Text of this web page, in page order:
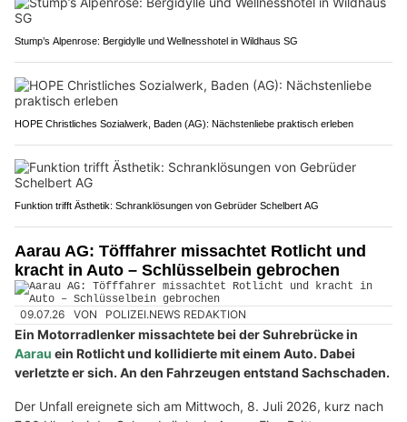
Stump’s Alpenrose: Bergidylle und Wellnesshotel in Wildhaus SG
HOPE Christliches Sozialwerk, Baden (AG): Nächstenliebe praktisch erleben
Funktion trifft Ästhetik: Schranklösungen von Gebrüder Schelbert AG
Aarau AG: Töfffahrer missachtet Rotlicht und
kracht in Auto – Schlüsselbein gebrochen
09.07.26 VON POLIZEI.NEWS REDAKTION
Ein Motorradlenker missachtete bei der Suhrebrücke in
Aarau ein Rotlicht und kollidierte mit einem Auto. Dabei
verletzte er sich. An den Fahrzeugen entstand Sachschaden.
Der Unfall ereignete sich am Mittwoch, 8. Juli 2026, kurz nach